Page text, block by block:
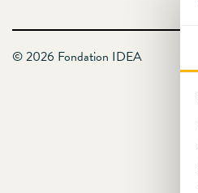
© 2026 Fondation IDEA